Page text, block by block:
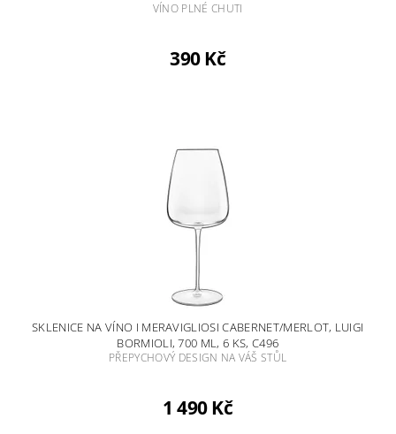
VÍNO PLNÉ CHUTI
390 Kč
SKLENICE NA VÍNO I MERAVIGLIOSI CABERNET/MERLOT, LUIGI
BORMIOLI, 700 ML, 6 KS, C496
PŘEPYCHOVÝ DESIGN NA VÁŠ STŮL
1 490 Kč